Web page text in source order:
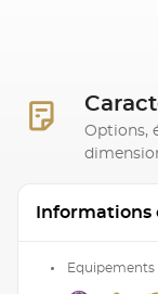
Options,
Informations
Equipements